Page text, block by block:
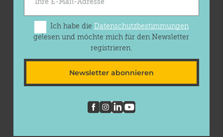
Ich habe dieDatenschutzbestimmungen
gelesen und möchte mich für den Newsletter
registrieren.
Newsletter abonnieren